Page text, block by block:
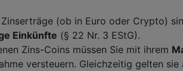
(ob in Euro oder Crypto)
Einkünfte (§ 22 Nr. 3 EStG).
Zins-Coins müssen Sie mit ihrem
versteuern. Gleichzeitig gelten